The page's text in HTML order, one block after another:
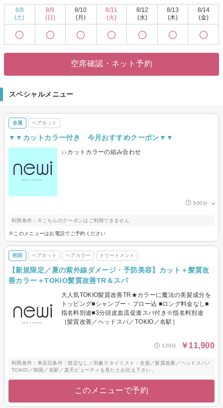
シャレを全力サポート！ 気分に合わせてスタイルチェンジしませんか？
メンズも大歓迎◎トレンドを押さえたカットやパーマ、ビジネスシーンに馴
駅からも3分の好立地☆ お仕事帰りやショッピングついでにも通いやすい♪ ぜ
ド/トリートメント/縮毛矯正]
8/8
(土)
8/9
(日)
8/10
(月)
8/11
(火)
8/12
(水)
8/13
(木)
8/14
(金)
空席確認・ネット予約
スペシャルメニュー
全員 ヘアカット
▼▼カットカラー付き 今月おすすめクーポン▼▼
↓↓カットカラーの組み合わせ
500分 -
利用条件：※こちらのクーポンはご利用できません
※このメニューはお電話でご予約ください
初回 ヘアカット ヘアカラー トリートメント
【新規限定／夏の紫外線ダメージ・予防美容】カット＋髪質改
善カラー＋TOKIO髪質改善TR＆スパ
大人気TOKIO髪質改善TR★カラーに魔法の美髪成分を
トッピング■シャンプー・ブロー込 ■ロング料金なし■
指名料別途■3分頭皮血流促進スパ付き※指名料別途
［髪質改善／ヘッドスパ／TOKIO／名駅］
120分 ￥11,900
利用条件：来店日条件：指定なし／対象スタイリスト：全員／髪質改善／ヘッドスパ／
TOKIO／韓国／名駅／楽天ビューティを見たとお伝え下さい。
このメニューで予約